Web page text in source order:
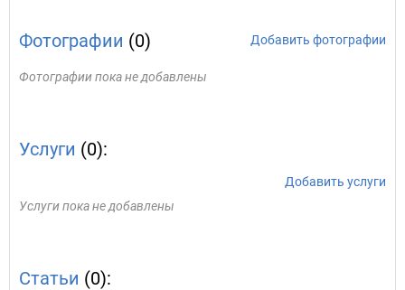
Фотографии (0) Добавить фотографии
Фотографии пока не добавлены
Услуги (0):
Добавить услуги
Услуги пока не добавлены
Статьи (0):